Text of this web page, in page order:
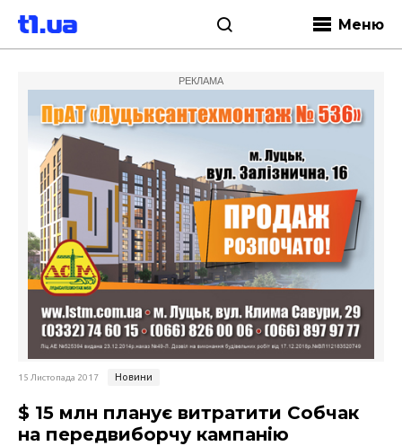
Меню
РЕКЛАМА
15 Листопада 2017 Новини
$ 15 млн планує витратити Собчак
на передвиборчу кампанію